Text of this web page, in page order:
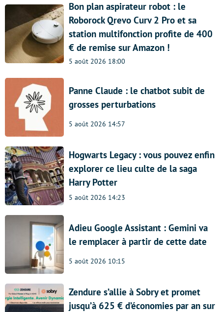
Bon plan aspirateur robot : le
Roborock Qrevo Curv 2 Pro et sa
station multifonction profite de 400
€ de remise sur Amazon !
5 août 2026 18:00
Panne Claude : le chatbot subit de
grosses perturbations
5 août 2026 14:57
Hogwarts Legacy : vous pouvez enfin
explorer ce lieu culte de la saga
Harry Potter
5 août 2026 14:23
Adieu Google Assistant : Gemini va
le remplacer à partir de cette date
5 août 2026 10:15
Zendure s’allie à Sobry et promet
jusqu’à 625 € d’économies par an sur